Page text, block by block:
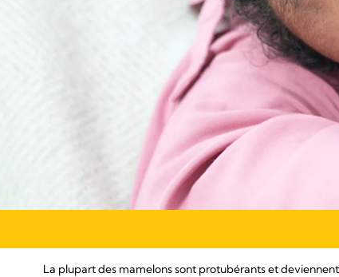
La plupart des mamelons sont protubérants et